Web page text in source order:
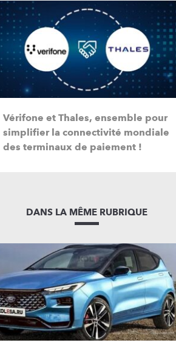
Vérifone et Thales, ensemble pour
simplifier la connectivité mondiale
des terminaux de paiement !
DANS LA MÊME RUBRIQUE